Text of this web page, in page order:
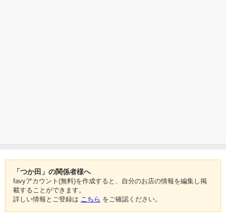
「つか田」の関係者様へ
favyアカウント(無料)を作成すると、自分のお店の情報を編集し掲
載することができます。
詳しい情報とご登録は こちら をご確認ください。